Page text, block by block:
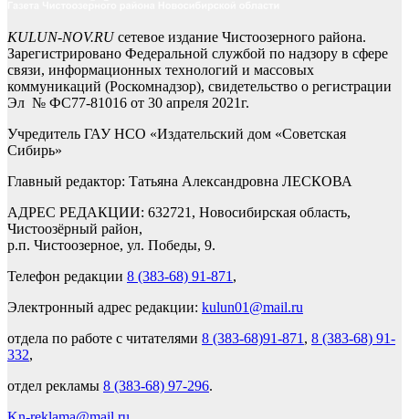
KULUN-NOV.RUсетевое издание Чистоозерного района.
Зарегистрировано Федеральной службой по надзору в сфере
связи, информационных технологий и массовых
коммуникаций (Роскомнадзор), свидетельство о регистрации
Эл № ФС77-81016 от 30 апреля 2021г.
Учредитель ГАУ НСО «Издательский дом «Советская
Сибирь»
Главный редактор: Татьяна Александровна ЛЕСКОВА
АДРЕС РЕДАКЦИИ: 632721, Новосибирская область,
Чистоозёрный район,
р.п. Чистоозерное, ул. Победы, 9.
Телефон редакции 8 (383-68) 91-871 ,
Электронный адрес редакции: kulun01@mail.ru
отдела по работе с читателями 8 (383-68)91-871 , 8 (383-68) 91-
332,
отдел рекламы 8 (383-68) 97-296.